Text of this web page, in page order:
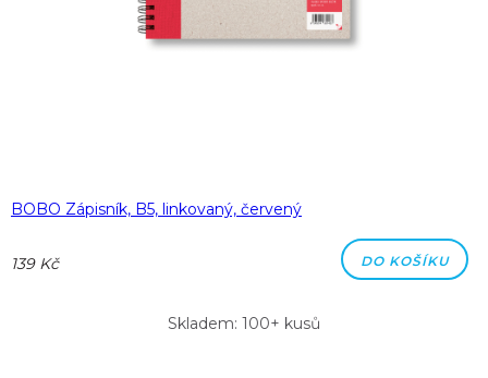
BOBO Zápisník, B5, linkovaný, červený
139 Kč DO KOŠÍKU
Skladem: 100+ kusů